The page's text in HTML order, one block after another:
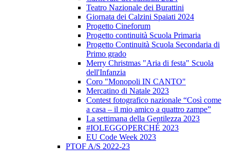
Teatro Nazionale dei Burattini
Giornata dei Calzini Spaiati 2024
Progetto Cineforum
Progetto continuità Scuola Primaria
Progetto Continuità Scuola Secondaria di
Primo grado
Merry Christmas "Aria di festa" Scuola
dell'Infanzia
Coro "Monopoli IN CANTO"
Mercatino di Natale 2023
Contest fotografico nazionale “Così come
a casa – il mio amico a quattro zampe”
La settimana della Gentilezza 2023
#IOLEGGOPERCHÉ 2023
EU Code Week 2023
PTOF A/S 2022-23